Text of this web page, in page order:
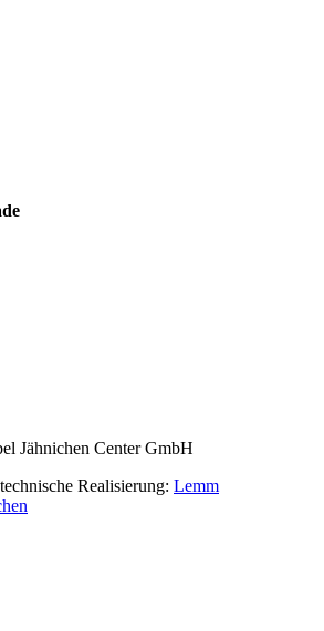
Jähnichen Center GmbH
Realisierung: Lemm